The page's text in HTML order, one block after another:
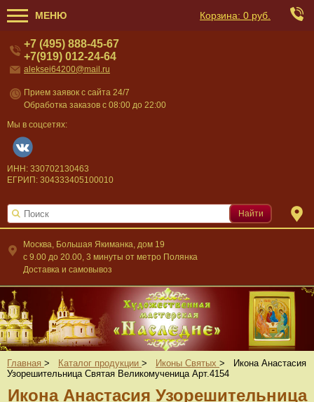
МЕНЮ Корзина: 0 руб.
Москва, Большая Якиманка, дом 19
c 9.00 до 20.00, 3 минуты от метро Полянка
Доставка и самовывоз
+7 (495) 888-45-67
+7(919) 012-24-64
aleksei64200@mail.ru
Прием заявок с сайта 24/7
Обработка заказов с 08:00 до 22:00
Мы в соцсетях:
ИНН: 330702130463
ЕГРИП: 304333405100010
Найти
Главная > Каталог продукции > Иконы Святых >
Икона Анастасия
Узорешительница Святая Великомученица Арт.4154
Икона Анастасия Узорешительница